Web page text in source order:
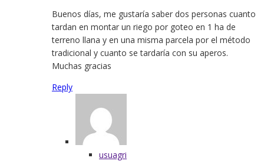
Buenos días, me gustaría saber dos personas cuanto
tardan en montar un riego por goteo en 1 ha de
terreno llana y en una misma parcela por el método
tradicional y cuanto se tardaría con su aperos.
Muchas gracias
Reply
usuagri